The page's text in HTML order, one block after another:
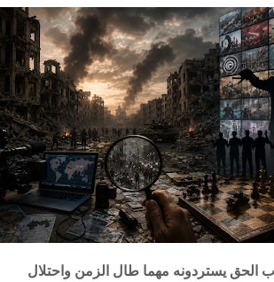
الحق يستردونه مهما طال الزمن واحتلال